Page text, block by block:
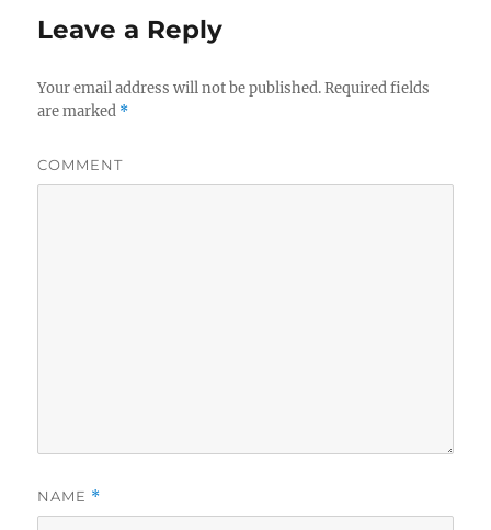
Leave a Reply
Your email address will not be published.Required fields
are marked *
COMMENT
NAME *